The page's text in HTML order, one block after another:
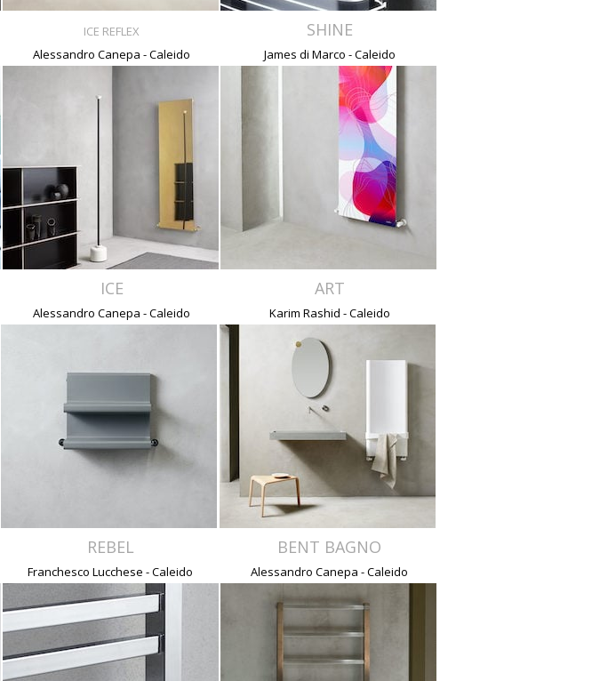
ICE REFLEX
Alessandro Canepa - Caleido
SHINE
James di Marco - Caleido
ICE
Alessandro Canepa - Caleido
ART
Karim Rashid - Caleido
REBEL
Franchesco Lucchese - Caleido
BENT BAGNO
Alessandro Canepa - Caleido